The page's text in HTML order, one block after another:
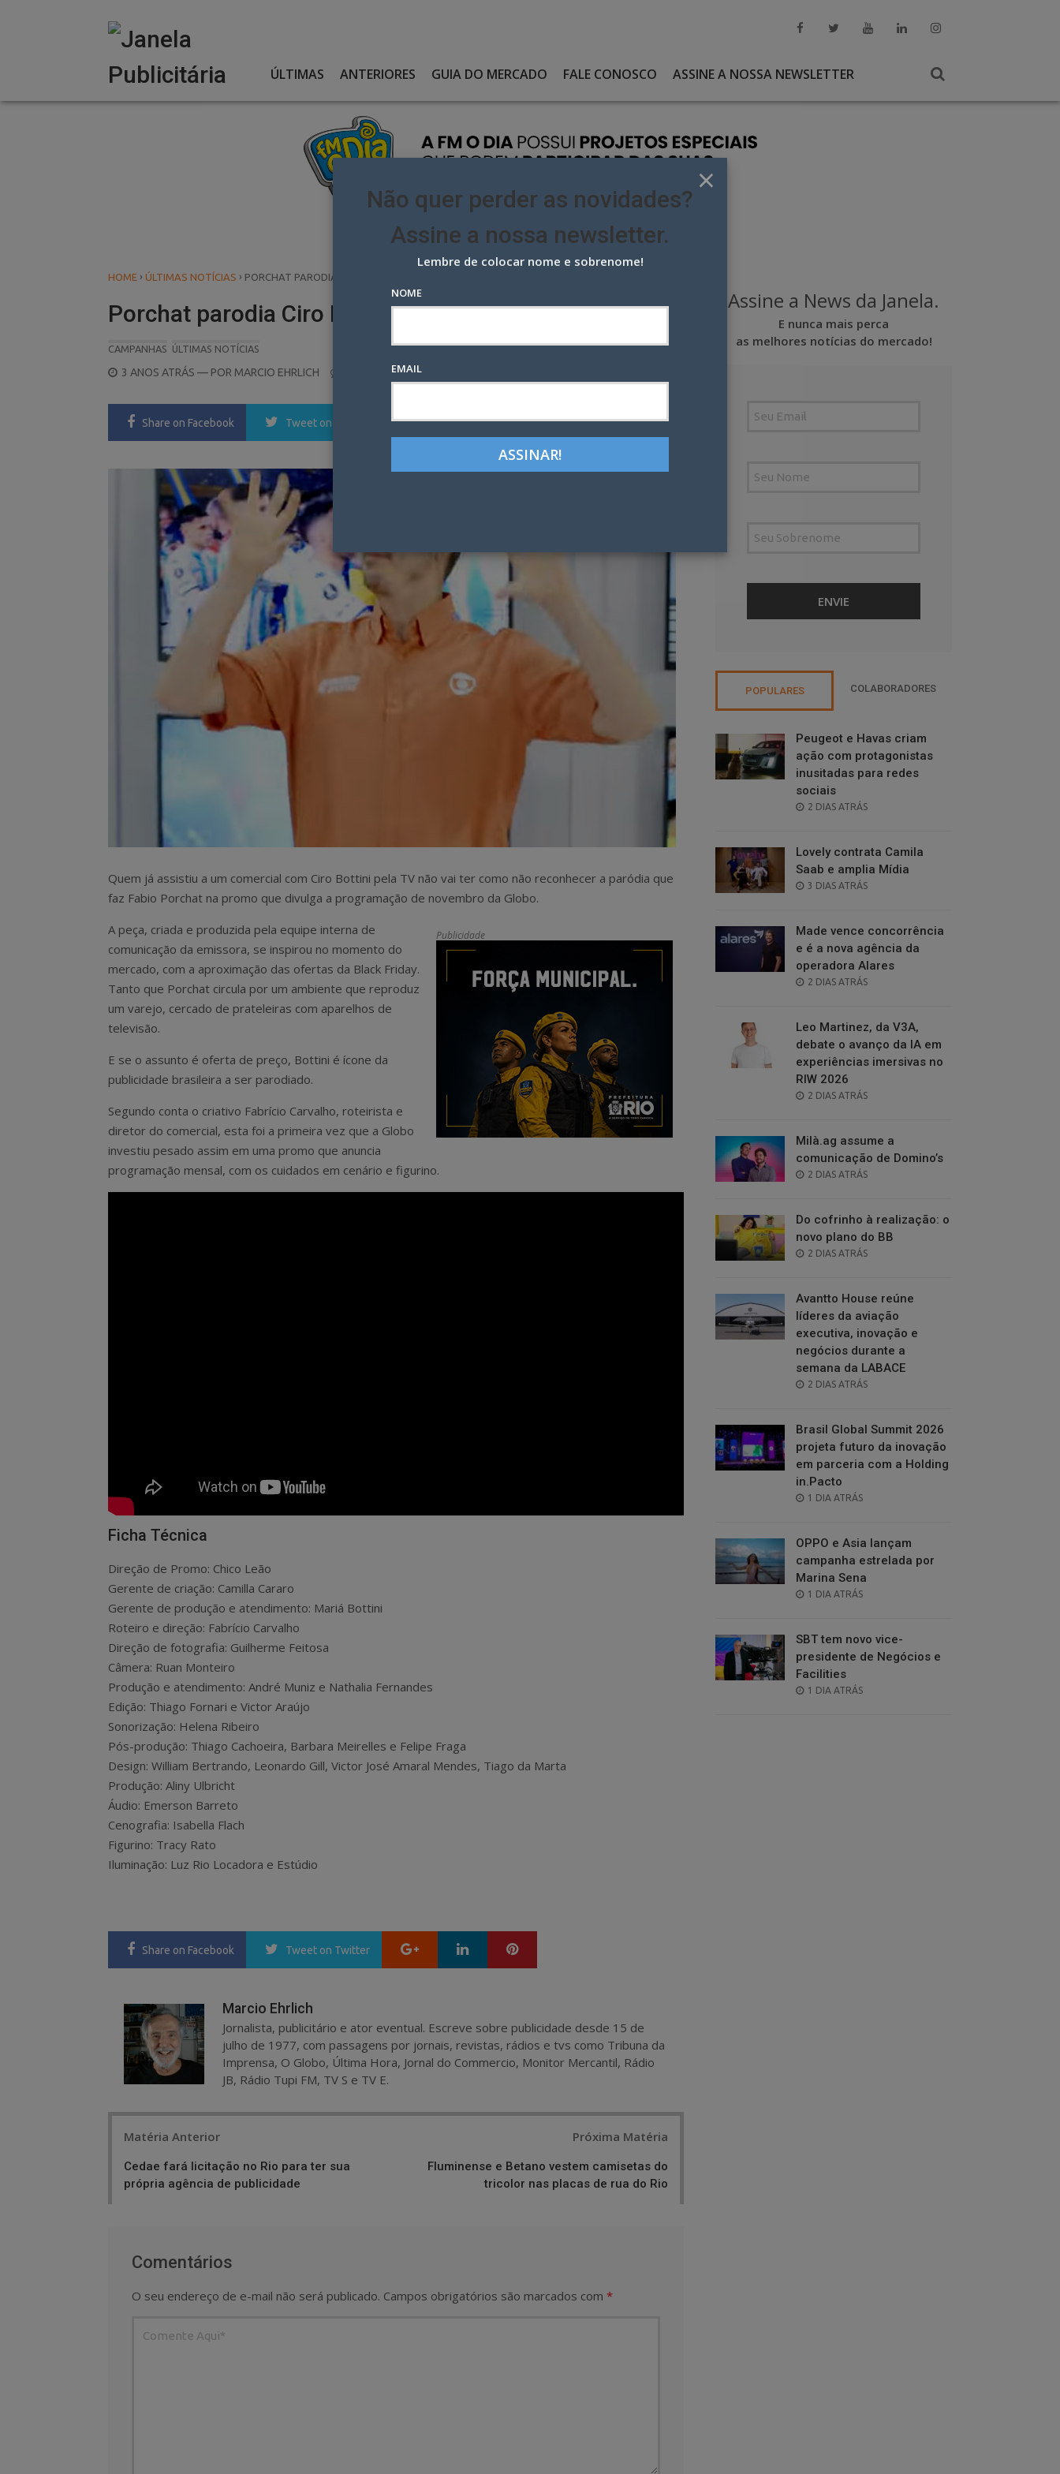
ÚLTIMAS ANTERIORES GUIA DO MERCADO FALE CONOSCO ASSINE A NOSSA NEWSLETTER
HOME › ÚLTIMAS NOTÍCIAS › PORCHAT PARODIA CIRO BOTTINI EM NOVA PROMO DA GLOBO
Porchat parodia Ciro Bottini em nova promo da Globo
CAMPANHAS ÚLTIMAS NOTÍCIAS
POSTED
3 ANOS ATRÁS — POR MARCIO EHRLICH
Share on Facebook Tweet on Twitter Google+ LinkedIn Pinterest
Quem já assistiu a um comercial com Ciro Bottini pela TV não vai ter como não reconhecer a paródia que
faz Fabio Porchat na promo que divulga a programação de novembro da Globo.
Publicidade
A peça, criada e produzida pela equipe interna de
comunicação da emissora, se inspirou no momento do
mercado, com a aproximação das ofertas da Black Friday.
Tanto que Porchat circula por um ambiente que reproduz
um varejo, cercado de prateleiras com aparelhos de
televisão.
E se o assunto é oferta de preço, Bottini é ícone da
publicidade brasileira a ser parodiado.
Segundo conta o criativo Fabrício Carvalho, roteirista e
diretor do comercial, esta foi a primeira vez que a Globo
investiu pesado assim em uma promo que anuncia
programação mensal, com os cuidados em cenário e figurino.
Ficha Técnica
Direção de Promo: Chico Leão
Gerente de criação: Camilla Cararo
Gerente de produção e atendimento: Mariá Bottini
Roteiro e direção: Fabrício Carvalho
Direção de fotografia: Guilherme Feitosa
Câmera: Ruan Monteiro
Produção e atendimento: André Muniz e Nathalia Fernandes
Edição: Thiago Fornari e Victor Araújo
Sonorização: Helena Ribeiro
Pós-produção: Thiago Cachoeira, Barbara Meirelles e Felipe Fraga
Design: William Bertrando, Leonardo Gill, Victor José Amaral Mendes, Tiago da Marta
Produção: Aliny Ulbricht
Áudio: Emerson Barreto
Cenografia: Isabella Flach
Figurino: Tracy Rato
Iluminação: Luz Rio Locadora e Estúdio
Share on Facebook Tweet on Twitter Google+ LinkedIn
Marcio Ehrlich
Jornalista, publicitário e ator eventual. Escreve sobre publicidade desde 15 de
julho de 1977, com passagens por jornais, revistas, rádios e tvs como Tribuna da
Imprensa, O Globo, Última Hora, Jornal do Commercio, Monitor Mercantil, Rádio
JB, Rádio Tupi FM, TV S e TV E.
Matéria Anterior
Cedae fará licitação no Rio para ter sua
própria agência de publicidade
Próxima Matéria
Fluminense e Betano vestem camisetas do
tricolor nas placas de rua do Rio
Comentários
O seu endereço de e-mail não será publicado. Campos obrigatórios são marcados com *
Assine a News da Janela.
E nunca mais perca
as melhores notícias do mercado!
POPULARES COLABORADORES
Peugeot e Havas criam
ação com protagonistas
inusitadas para redes
sociais
POSTED
2 DIAS ATRÁS
Lovely contrata Camila
Saab e amplia Mídia
POSTED
3 DIAS ATRÁS
Made vence concorrência
e é a nova agência da
operadora Alares
POSTED
2 DIAS ATRÁS
Leo Martinez, da V3A,
debate o avanço da IA em
experiências imersivas no
RIW 2026
POSTED
2 DIAS ATRÁS
Milà.ag assume a
comunicação de Domino’s
POSTED
2 DIAS ATRÁS
Do cofrinho à realização: o
novo plano do BB
POSTED
2 DIAS ATRÁS
Avantto House reúne
líderes da aviação
executiva, inovação e
negócios durante a
semana da LABACE
POSTED
2 DIAS ATRÁS
Brasil Global Summit 2026
projeta futuro da inovação
em parceria com a Holding
in.Pacto
POSTED
1 DIA ATRÁS
OPPO e Asia lançam
campanha estrelada por
Marina Sena
POSTED
1 DIA ATRÁS
SBT tem novo vice-
presidente de Negócios e
Facilities
POSTED
1 DIA ATRÁS
×
Não quer perder as novidades?
Assine a nossa newsletter.
Lembre de colocar nome e sobrenome!
NOME
EMAIL